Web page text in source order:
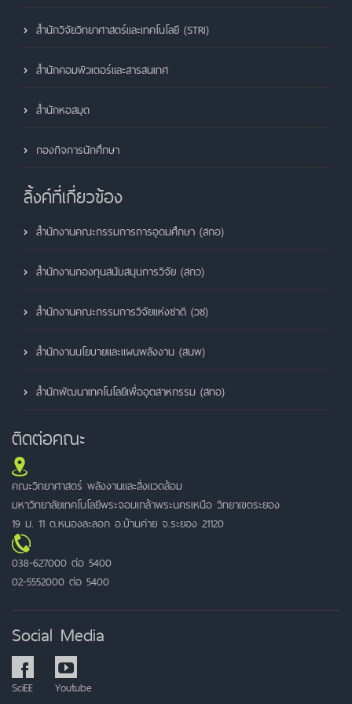
สำนักวิจัยวิทยาศาสตร์และเทคโนโลยี (STRI)
สำนักคอมพิวเตอร์และสารสนเทศ
สำนักหอสมุด
กองกิจการนักศึกษา
ลิ้งค์ที่เกี่ยวข้อง
สำนักงานคณะกรรมการการอุดมศึกษา (สกอ)
สำนักงานกองทุนสนับสนุนการวิจัย (สกว)
สำนักงานคณะกรรมการวิจัยแห่งชาติ (วช)
สำนักงานนโยบายและแผนพลังงาน (สนพ)
สำนักพัฒนาเทคโนโลยีเพื่ออุตสาหกรรม (สทอ)
ติดต่อคณะ
คณะวิทยาศาสตร์ พลังงานและสิ่งแวดล้อม
มหาวิทยาลัยเทคโนโลยีพระจอมเกล้าพระนครเหนือ วิทยาเขตระยอง
19 ม. 11 ต.หนองละลอก อ.บ้านค่าย จ.ระยอง 21120
038-627000 ต่อ 5400
02-5552000 ต่อ 5400
Social Media
SciEE Youtube